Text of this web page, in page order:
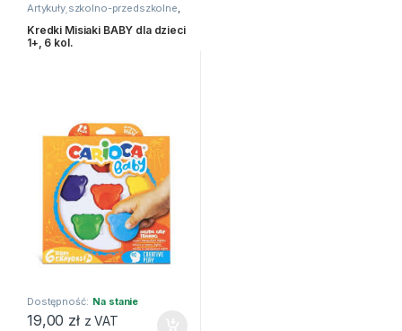
Artykuły szkolno-przedszkolne,
Kredki ,Świecowe, woskowe,
inne
Kredki Misiaki BABY dla dzieci
1+, 6 kol.
Dostępność: Na stanie
19,00 zł z VAT